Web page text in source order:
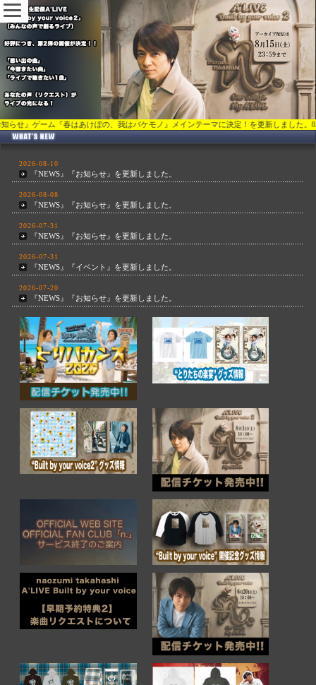
『春はあけぼの、我はバケモノ』メインテーマに決定！を更新しました。8/8『
2026-08-10
『NEWS』『お知らせ』を更新しました。
2026-08-08
『NEWS』『お知らせ』を更新しました。
2026-07-31
『NEWS』『お知らせ』を更新しました。
2026-07-31
『NEWS』『イベント』を更新しました。
2026-07-20
『NEWS』『お知らせ』を更新しました。